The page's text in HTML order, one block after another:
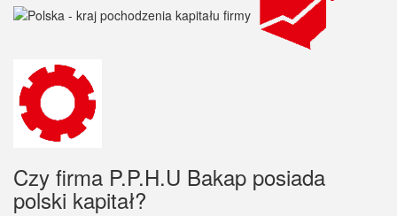
Czy firma P.P.H.U Bakap posiada
polski kapitał?